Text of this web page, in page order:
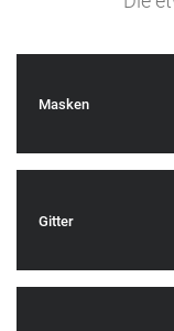
Masken
Gitter